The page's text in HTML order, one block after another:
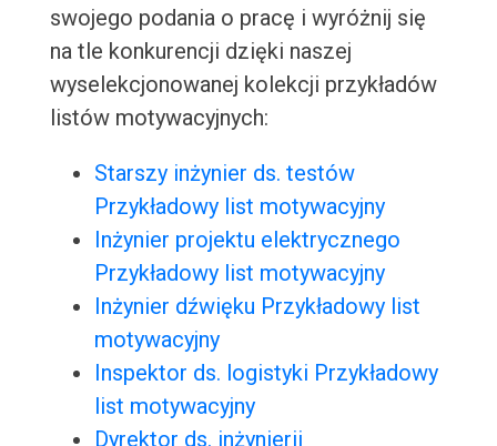
swojego podania o pracę i wyróżnij się
na tle konkurencji dzięki naszej
wyselekcjonowanej kolekcji przykładów
listów motywacyjnych:
Starszy inżynier ds. testów
Przykładowy list motywacyjny
Inżynier projektu elektrycznego
Przykładowy list motywacyjny
Inżynier dźwięku Przykładowy list
motywacyjny
Inspektor ds. logistyki Przykładowy
list motywacyjny
Dyrektor ds. inżynierii